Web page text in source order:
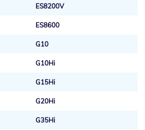
ES8200V
ES8600
G10
G10Hi
G15Hi
G20Hi
G35Hi